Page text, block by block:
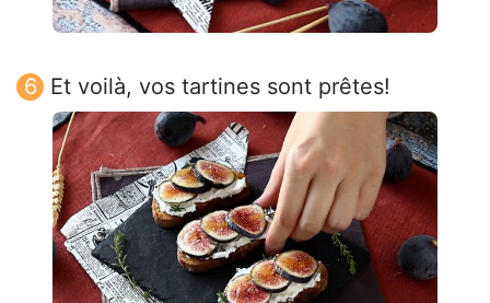
Et voilà, vos tartines sont prêtes!